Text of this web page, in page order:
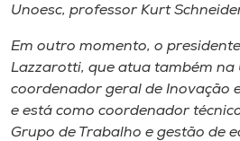
Unoesc, professor Kurt
Em outro momento, o
Lazzarotti, que atua também na
coordenador geral de Inovação
e está como coordenador
Grupo de Trabalho e gestão de